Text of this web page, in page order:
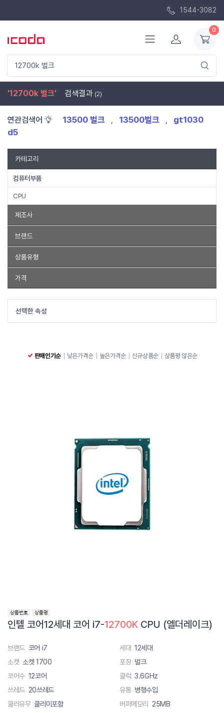
1544-3082
0
'12700k 벌크' 검색결과 (2)
연관검색어 13500 벌크 , 13500벌크 ,
gt1030
d5
카테고리
컴퓨터부품
CPU
제조사
인텔
브랜드
코어12세대
상품유형
CPU
가격
~
선택한 속성
판매인기순 낮은가격순 높은가격순 신규상품순 상품평 많은순
인텔 코어12세대 코어 i7-12700K CPU (엘더레이크)
브랜드 코어 i7 세대 12세대
소켓 소켓 1700 포장 벌크
코어수 12코어 클럭 3.6GHz
쓰레드 20쓰레드 유통 병행수입
쿨러유무 쿨러미포함 버퍼메모리 25MB